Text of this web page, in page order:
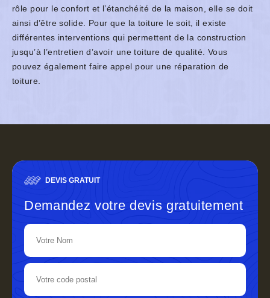
rôle pour le confort et l’étanchéité de la maison, elle se doit
ainsi d’être solide. Pour que la toiture le soit, il existe
différentes interventions qui permettent de la construction
jusqu’à l’entretien d’avoir une toiture de qualité. Vous
pouvez également faire appel pour une réparation de
toiture.
DEVIS GRATUIT
Demandez votre devis gratuitement